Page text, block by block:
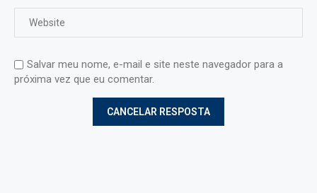
Salvar meu nome, e-mail e site neste navegador para a
próxima vez que eu comentar.